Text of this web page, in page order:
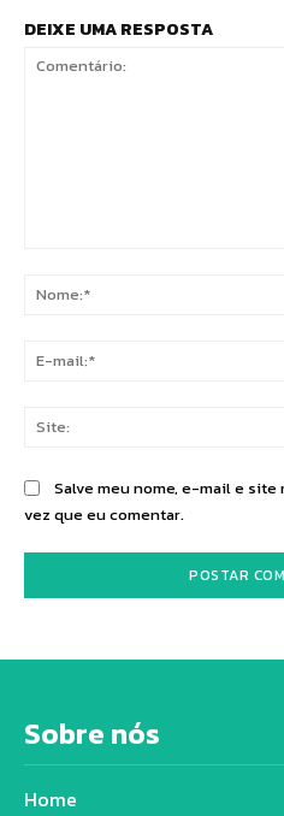
DEIXE UMA RESPOSTA
Salve meu nome, e-mail e site
vez que eu comentar.
Sobre nós
Home